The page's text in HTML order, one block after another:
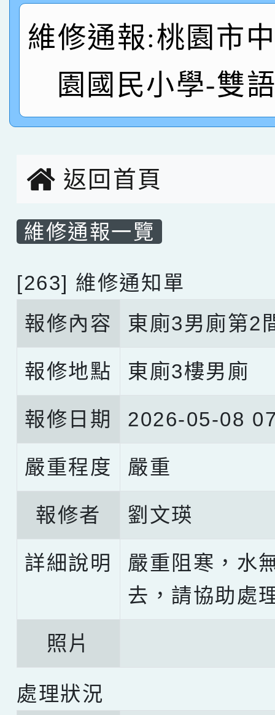
創客第三名。
賽 洪綺君教師榮獲社
名
賀！本校阿巴斯O蜜、
倩參加桃園市科展 國
名 指導老師王老師、
賀！本校四年二班張O
桃園市英語競賽國小朗
名，指導老師林老師
賀！本校參加桃園市中
賽 劉文瑛教師榮獲教
臺灣台語-第二名
賀！本校參與2026世
市賽榮獲科學小創客佳
維修通報:桃園市
園國民小學-雙
返回首頁
維修通報一覽
[263] 維修通知單
報修內容
東廁3男廁第2
報修地點 東廁3樓男廁
報修日期 2026-05-08
嚴重程度 嚴重
報修者 劉文瑛
詳細說明
嚴重阻寒，水
去，請協助處
照片
處理狀況